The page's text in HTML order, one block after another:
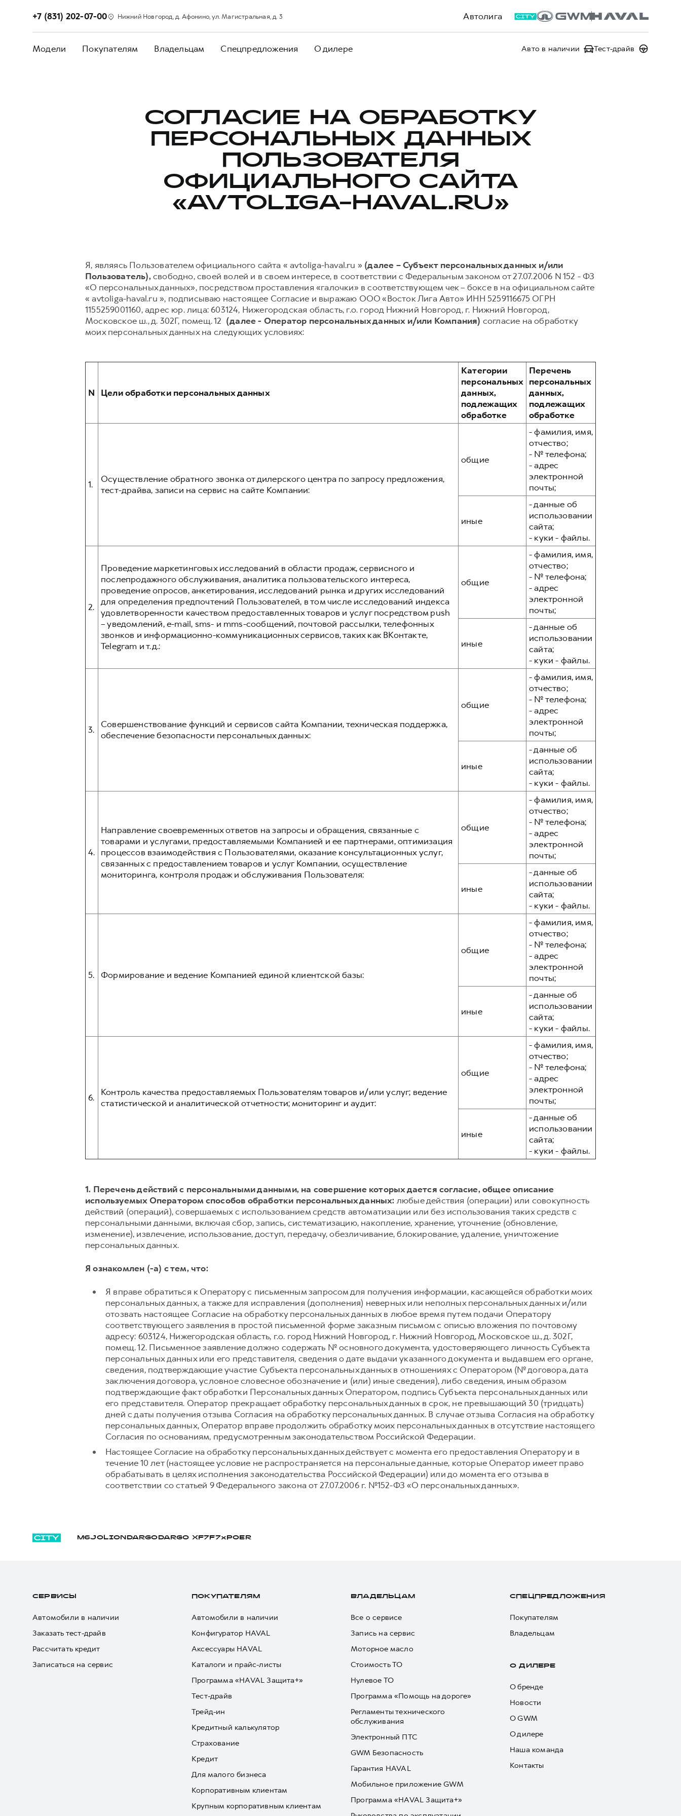
Автолига
+7 (831) 202-07-00 Нижний Новгород, д. Афонино, ул. Магистральная, д. 3
Модели Покупателям Владельцам Спецпредложения О дилере Авто в наличии Тест-драйв
СОГЛАСИЕ НА ОБРАБОТКУ
ПЕРСОНАЛЬНЫХ ДАННЫХ
ПОЛЬЗОВАТЕЛЯ
ОФИЦИАЛЬНОГО САЙТА
«AVTOLIGA-HAVAL.RU»
Я, являясь Пользователем официального сайта « avtoliga-haval.ru » (далее – Субъект персональных данных и/или
Пользователь),свободно, своей волей и в своем интересе, в соответствии с Федеральным законом от 27.07.2006 N 152 - ФЗ
«О персональных данных», посредством проставления «галочки» в соответствующем чек – боксе в на официальном сайте
« avtoliga-haval.ru », подписываю настоящее Согласие и выражаю ООО «Восток Лига Авто» ИНН 5259116675 ОГРН
1155259001160, адрес юр. лица: 603124, Нижегородская область, г.о. город Нижний Новгород, г. Нижний Новгород,
Московское ш., д. 302Г, помещ. 12 (далее - Оператор персональных данных и/или Компания) согласие на обработку
моих персональных данных на следующих условиях:
N Цели обработки персональных данных
Категории
персональных
данных,
подлежащих
обработке
Перечень
персональных
данных,
подлежащих
обработке
1.
Осуществление обратного звонка от дилерского центра по запросу предложения,
тест-драйва, записи на сервис на сайте Компании:
общие
- фамилия, имя,
отчество;
- № телефона;
- адрес
электронной
почты;
иные
- данные об
использовании
сайта;
- куки - файлы.
2.
Проведение маркетинговых исследований в области продаж, сервисного и
послепродажного обслуживания, аналитика пользовательского интереса,
проведение опросов, анкетирования, исследований рынка и других исследований
для определения предпочтений Пользователей, в том числе исследований индекса
удовлетворенности качеством предоставленных товаров и услуг посредством push
– уведомлений, e-mail, sms- и mms-сообщений, почтовой рассылки, телефонных
звонков и информационно-коммуникационных сервисов, таких как ВКонтакте,
Telegram и т.д.:
общие
- фамилия, имя,
отчество;
- № телефона;
- адрес
электронной
почты;
иные
- данные об
использовании
сайта;
- куки - файлы.
3.
Совершенствование функций и сервисов сайта Компании, техническая поддержка,
обеспечение безопасности персональных данных:
общие
- фамилия, имя,
отчество;
- № телефона;
- адрес
электронной
почты;
иные
- данные об
использовании
сайта;
- куки - файлы.
4.
Направление своевременных ответов на запросы и обращения, связанные с
товарами и услугами, предоставляемыми Компанией и ее партнерами, оптимизация
процессов взаимодействия с Пользователями, оказание консультационных услуг,
связанных с предоставлением товаров и услуг Компании, осуществление
мониторинга, контроля продаж и обслуживания Пользователя:
общие
- фамилия, имя,
отчество;
- № телефона;
- адрес
электронной
почты;
иные
- данные об
использовании
сайта;
- куки - файлы.
5. Формирование и ведение Компанией единой клиентской базы:
общие
- фамилия, имя,
отчество;
- № телефона;
- адрес
электронной
почты;
иные
- данные об
использовании
сайта;
- куки - файлы.
6.
Контроль качества предоставляемых Пользователям товаров и/или услуг; ведение
статистической и аналитической отчетности; мониторинг и аудит:
общие
- фамилия, имя,
отчество;
- № телефона;
- адрес
электронной
почты;
иные
- данные об
использовании
сайта;
- куки - файлы.
1. Перечень действий с персональными данными, на совершение которых дается согласие, общее описание
используемых Оператором способов обработки персональных данных: любые действия (операции) или совокупность
действий (операций), совершаемых с использованием средств автоматизации или без использования таких средств с
персональными данными, включая сбор, запись, систематизацию, накопление, хранение, уточнение (обновление,
изменение), извлечение, использование, доступ, передачу, обезличивание, блокирование, удаление, уничтожение
персональных данных.
Я ознакомлен (-а) с тем, что:
Я вправе обратиться к Оператору с письменным запросом для получения информации, касающейся обработки моих
персональных данных, а также для исправления (дополнения) неверных или неполных персональных данных и/или
отозвать настоящее Согласие на обработку персональных данных в любое время путем подачи Оператору
соответствующего заявления в простой письменной форме заказным письмом с описью вложения по почтовому
адресу: 603124, Нижегородская область, г.о. город Нижний Новгород, г. Нижний Новгород, Московское ш., д. 302Г,
помещ. 12. Письменное заявление должно содержать № основного документа, удостоверяющего личность Субъекта
персональных данных или его представителя, сведения о дате выдачи указанного документа и выдавшем его органе,
сведения, подтверждающие участие Субъекта персональных данных в отношениях с Оператором (№ договора, дата
заключения договора, условное словесное обозначение и (или) иные сведения), либо сведения, иным образом
подтверждающие факт обработки Персональных данных Оператором, подпись Субъекта персональных данных или
его представителя. Оператор прекращает обработку персональных данных в срок, не превышающий 30 (тридцать)
дней с даты получения отзыва Согласия на обработку персональных данных. В случае отзыва Согласия на обработку
персональных данных, Оператор вправе продолжить обработку моих персональных данных в отсутствие настоящего
Согласия по основаниям, предусмотренным законодательством Российской Федерации.
Настоящее Согласие на обработку персональных данных действует с момента его предоставления Оператору и в
течение 10 лет (настоящее условие не распространяется на персональные данные, которые Оператор имеет право
обрабатывать в целях исполнения законодательства Российской Федерации) или до момента его отзыва в
соответствии со статьей 9 Федерального закона от 27.07.2006 г. №152-ФЗ «О персональных данных».
M6JOLION DARGO DARGO Х F7 F7x POER
СЕРВИСЫ
Автомобили в наличии
Заказать тест-драйв
Рассчитать кредит
Записаться на сервис
ПОКУПАТЕЛЯМ
Автомобили в наличии
Конфигуратор HAVAL
Аксессуары HAVAL
Каталоги и прайс-листы
Программа «HAVAL Защита+»
Тест-драйв
Трейд-ин
Кредитный калькулятор
Страхование
Кредит
Для малого бизнеса
Корпоративным клиентам
Крупным корпоративным клиентам
ВЛАДЕЛЬЦАМ
Все о сервисе
Запись на сервис
Моторное масло
Стоимость ТО
Нулевое ТО
Программа «Помощь на дороге»
Регламенты технического
обслуживания
Электронный ПТС
GWM Безопасность
Гарантия HAVAL
Мобильное приложение GWM
Программа «HAVAL Защита+»
СПЕЦПРЕДЛОЖЕНИЯ
Покупателям
Владельцам
О ДИЛЕРЕ
О бренде
Новости
О GWM
О дилере
Наша команда
Контакты